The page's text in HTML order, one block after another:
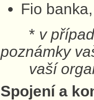
Fio
* v
poznámky
vaší
Spojení a